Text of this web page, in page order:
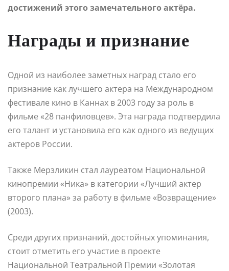
достижений этого замечательного актёра.
Награды и признание
Одной из наиболее заметных наград стало его
признание как лучшего актера на Международном
фестивале кино в Каннах в 2003 году за роль в
фильме «28 панфиловцев». Эта награда подтвердила
его талант и установила его как одного из ведущих
актеров России.
Также Мерзликин стал лауреатом Национальной
кинопремии «Ника» в категории «Лучший актер
второго плана» за работу в фильме «Возвращение»
(2003).
Среди других признаний, достойных упоминания,
стоит отметить его участие в проекте
Национальной Театральной Премии «Золотая